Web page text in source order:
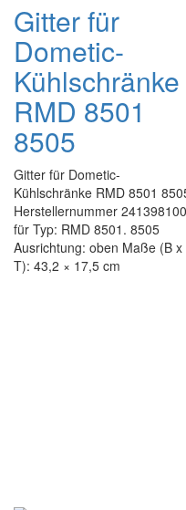
Gitter für
Dometic-
Kühlschränke
RMD 8501
8505
Gitter für Dometic-
Kühlschränke RMD 8501
Herstellernummer 241398100
für Typ: RMD 8501. 8505
Ausrichtung: oben Maße (B x
T): 43,2 × 17,5 cm